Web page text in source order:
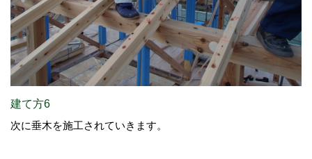
建て方6
次に垂木を施工されていきます。